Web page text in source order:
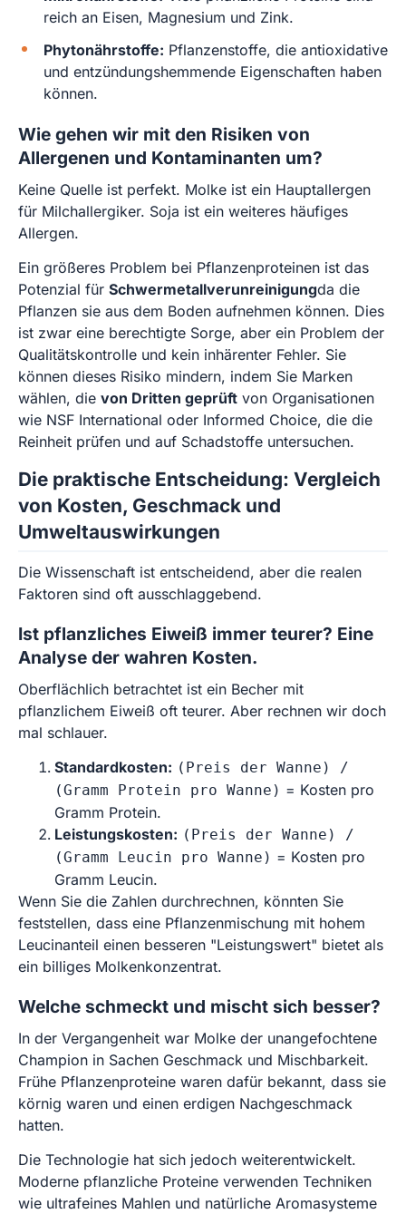
reich an Eisen, Magnesium und Zink.
Phytonährstoffe: Pflanzenstoffe, die antioxidative
und entzündungshemmende Eigenschaften haben
können.
Wie gehen wir mit den Risiken von
Allergenen und Kontaminanten um?
Keine Quelle ist perfekt. Molke ist ein Hauptallergen
für Milchallergiker. Soja ist ein weiteres häufiges
Allergen.
Ein größeres Problem bei Pflanzenproteinen ist das
Potenzial für Schwermetallverunreinigungda die
Pflanzen sie aus dem Boden aufnehmen können. Dies
ist zwar eine berechtigte Sorge, aber ein Problem der
Qualitätskontrolle und kein inhärenter Fehler. Sie
können dieses Risiko mindern, indem Sie Marken
wählen, die von Dritten geprüft von Organisationen
wie NSF International oder Informed Choice, die die
Reinheit prüfen und auf Schadstoffe untersuchen.
Die praktische Entscheidung: Vergleich
von Kosten, Geschmack und
Umweltauswirkungen
Die Wissenschaft ist entscheidend, aber die realen
Faktoren sind oft ausschlaggebend.
Ist pflanzliches Eiweiß immer teurer? Eine
Analyse der wahren Kosten.
Oberflächlich betrachtet ist ein Becher mit
pflanzlichem Eiweiß oft teurer. Aber rechnen wir doch
mal schlauer.
Standardkosten: (Preis der Wanne) /
(Gramm Protein pro Wanne) = Kosten pro
Gramm Protein.
Leistungskosten: (Preis der Wanne) /
(Gramm Leucin pro Wanne) = Kosten pro
Gramm Leucin.
Wenn Sie die Zahlen durchrechnen, könnten Sie
feststellen, dass eine Pflanzenmischung mit hohem
Leucinanteil einen besseren "Leistungswert" bietet als
ein billiges Molkenkonzentrat.
Welche schmeckt und mischt sich besser?
In der Vergangenheit war Molke der unangefochtene
Champion in Sachen Geschmack und Mischbarkeit.
Frühe Pflanzenproteine waren dafür bekannt, dass sie
körnig waren und einen erdigen Nachgeschmack
hatten.
Die Technologie hat sich jedoch weiterentwickelt.
Moderne pflanzliche Proteine verwenden Techniken
wie ultrafeines Mahlen und natürliche Aromasysteme